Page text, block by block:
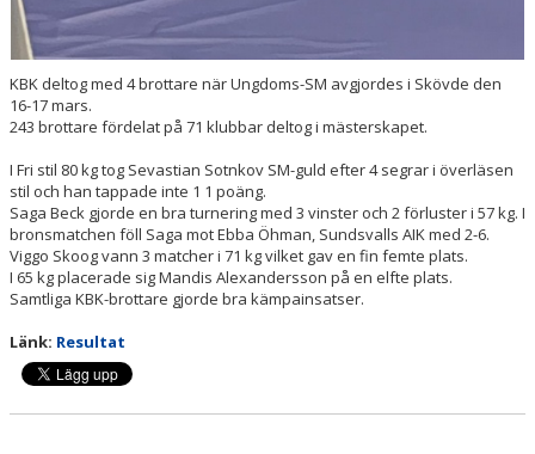
KBK deltog med 4 brottare när Ungdoms-SM avgjordes i Skövde den
16-17 mars.
243 brottare fördelat på 71 klubbar deltog i mästerskapet.
I Fri stil 80 kg tog Sevastian Sotnkov SM-guld efter 4 segrar i överläsen
stil och han tappade inte 1 1 poäng.
Saga Beck gjorde en bra turnering med 3 vinster och 2 förluster i 57 kg. I
bronsmatchen föll Saga mot Ebba Öhman, Sundsvalls AIK med 2-6.
Viggo Skoog vann 3 matcher i 71 kg vilket gav en fin femte plats.
I 65 kg placerade sig Mandis Alexandersson på en elfte plats.
Samtliga KBK-brottare gjorde bra kämpainsatser.
Länk: Resultat